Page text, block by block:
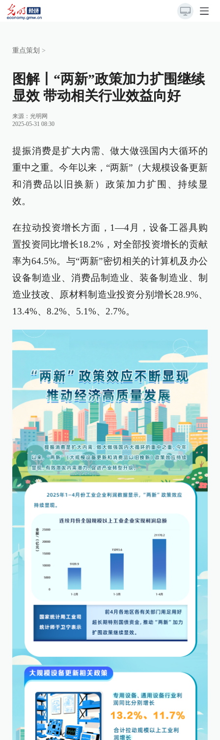
重点策划 >
图解丨“两新”政策加力扩围继续
显效 带动相关行业效益向好
来源： 光明网
2025-05-31 08:30
提振消费是扩大内需、做大做强国内大循环的
重中之重。今年以来，“两新”（大规模设备更新
和消费品以旧换新）政策加力扩围、持续显
效。
在拉动投资增长方面，1—4月，设备工器具购
置投资同比增长18.2%，对全部投资增长的贡献
率为64.5%。与“两新”密切相关的计算机及办公
设备制造业、消费品制造业、装备制造业、制
造业技改、原材料制造业投资分别增长28.9%、
13.4%、8.2%、5.1%、2.7%。